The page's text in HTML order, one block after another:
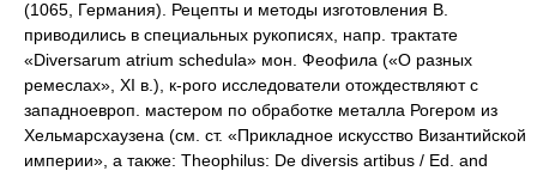
(1065, Германия). Рецепты и методы изготовления В.
приводились в специальных рукописях, напр. трактатe
«Diversarum atrium schedula» мон. Феофила («О разных
ремеслах», XI в.), к-рого исследователи отождествляют с
западноевроп. мастером по обработке металла Рогером из
Хельмарсхаузена (см. ст. «Прикладное искусство Византийской
империи», а также: Theophilus: De diversis artibus / Еd. and